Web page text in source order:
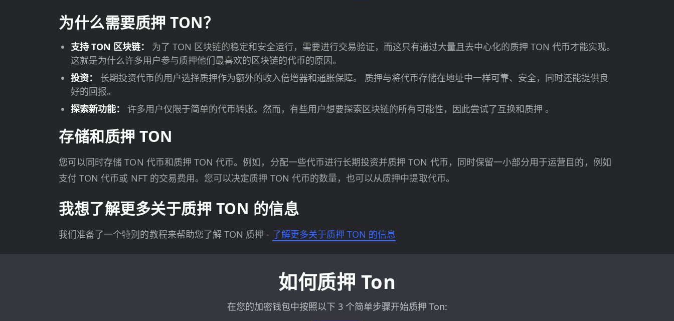
为什么需要质押 TON？
支持 TON 区块链： 为了 TON 区块链的稳定和安全运行，需要进行交易验证，而这只有通过大量且去中心化的质押 TON 代币才能实现。
这就是为什么许多用户参与质押他们最喜欢的区块链的代币的原因。
投资： 长期投资代币的用户选择质押作为额外的收入倍增器和通胀保障。 质押与将代币存储在地址中一样可靠、安全，同时还能提供良
好的回报。
探索新功能： 许多用户仅限于简单的代币转账。然而，有些用户想要探索区块链的所有可能性，因此尝试了互换和质押 。
存储和质押 TON
您可以同时存储 TON 代币和质押 TON 代币。例如，分配一些代币进行长期投资并质押 TON 代币，同时保留一小部分用于运营目的，例如
支付 TON 代币或 NFT 的交易费用。您可以决定质押 TON 代币的数量，也可以从质押中提取代币。
我想了解更多关于质押 TON 的信息
我们准备了一个特别的教程来帮助您了解 TON 质押 - 了解更多关于质押 TON 的信息
如何质押 Ton
在您的加密钱包中按照以下 3 个简单步骤开始质押 Ton: